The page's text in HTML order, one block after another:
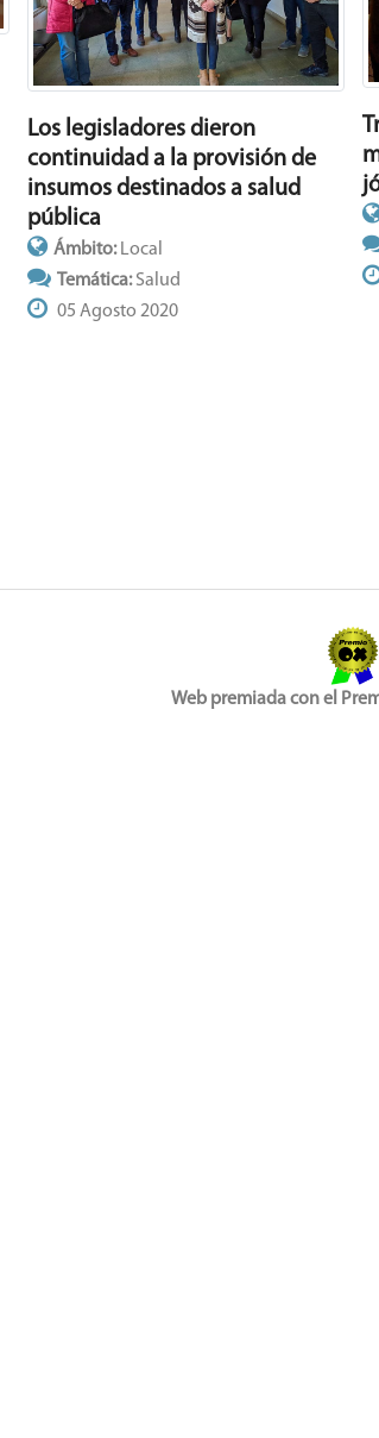
Los legisladores dieron
continuidad a la provisión de
insumos destinados a salud
pública
Ámbito: Local
Temática:Salud
05 Agosto 2020
Web premiada con el